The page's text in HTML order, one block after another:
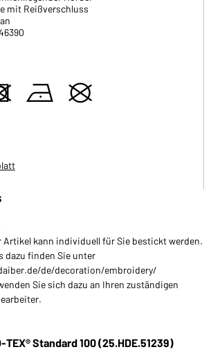
mit Reißverschluss
n U
Artikel kann individuell für Sie bestickt werden.
dazu finden Sie unter
de/decoration/embroidery/
Sie sich dazu an Ihren zuständigen
TEX® Standard 100 (25.HDE.51239)